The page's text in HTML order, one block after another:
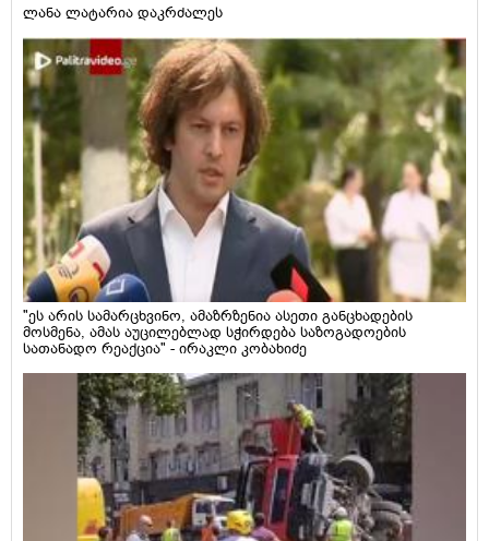
ლანა ლატარია დაკრძალეს
"ეს არის სამარცხვინო, ამაზრზენია ასეთი განცხადების
მოსმენა, ამას აუცილებლად სჭირდება საზოგადოების
სათანადო რეაქცია" - ირაკლი კობახიძე